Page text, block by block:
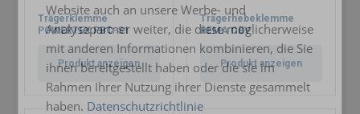
Trägerklemme
POWERTEX PBC-S1
Produkt anzeigen
Trägerhebeklemme
REMA CBV
Produkt anzeigen
Website auch an unsere Werbe- und
Analysepartner weiter, die diese möglicherweise
mit anderen Informationen kombinieren, die Sie
ihnen bereitgestellt haben oder die sie im
Rahmen Ihrer Nutzung ihrer Dienste gesammelt
haben. Datenschutzrichtlinie